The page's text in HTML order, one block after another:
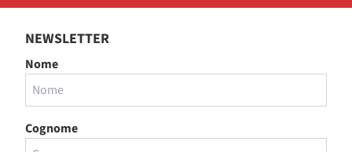
NEWSLETTER
Nome
Cognome